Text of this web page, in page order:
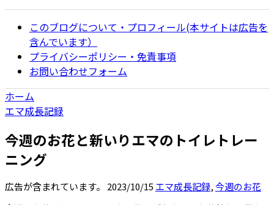
このブログについて・プロフィール(本サイトは広告を
含んでいます）
プライバシーポリシー・免責事項
お問い合わせフォーム
ホーム
エマ成長記録
今週のお花と新いりエマのトイレトレー
ニング
広告が含まれています。 2023/10/15 エマ成長記録,今週のお花